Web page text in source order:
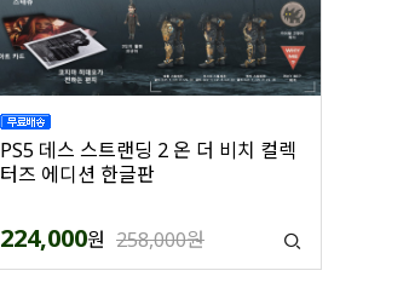
PS5 데스 스트랜딩 2 온 더 비치 컬렉
터즈 에디션 한글판
224,000원 258,000원